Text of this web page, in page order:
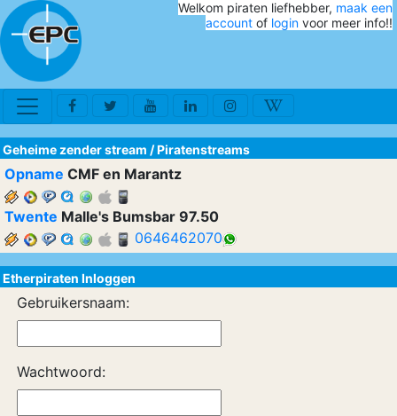
Welkom piraten liefhebber, maak een
account of login voor meer info!!
Geheime zender stream /Piratenstreams
Opname CMF en Marantz
Twente Malle's Bumsbar 97.50
0646462070
Etherpiraten Inloggen
Gebruikersnaam:
Wachtwoord: